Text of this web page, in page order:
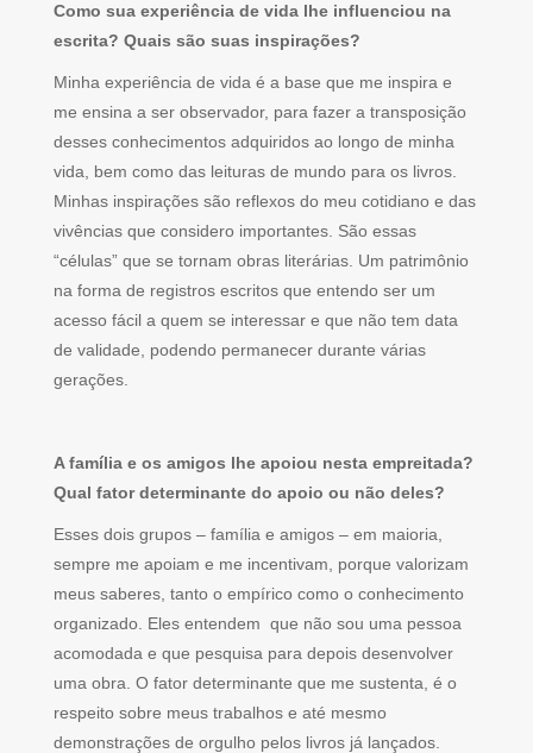
Como sua experiência de vida lhe influenciou na
escrita? Quais são suas inspirações?
Minha experiência de vida é a base que me inspira e
me ensina a ser observador, para fazer a transposição
desses conhecimentos adquiridos ao longo de minha
vida, bem como das leituras de mundo para os livros.
Minhas inspirações são reflexos do meu cotidiano e das
vivências que considero importantes. São essas
“células” que se tornam obras literárias. Um patrimônio
na forma de registros escritos que entendo ser um
acesso fácil a quem se interessar e que não tem data
de validade, podendo permanecer durante várias
gerações.
A família e os amigos lhe apoiou nesta empreitada?
Qual fator determinante do apoio ou não deles?
Esses dois grupos – família e amigos – em maioria,
sempre me apoiam e me incentivam, porque valorizam
meus saberes, tanto o empírico como o conhecimento
organizado. Eles entendem que não sou uma pessoa
acomodada e que pesquisa para depois desenvolver
uma obra. O fator determinante que me sustenta, é o
respeito sobre meus trabalhos e até mesmo
demonstrações de orgulho pelos livros já lançados.